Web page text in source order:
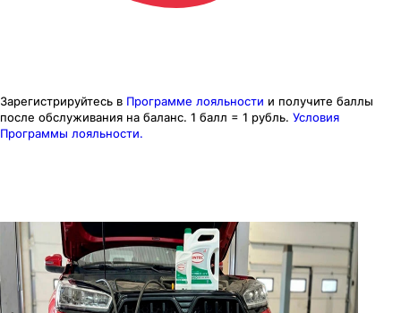
Зарегистрируйтесь в Программе лояльности и получите баллы
после обслуживания на баланс. 1 балл = 1 рубль. Условия
Программы лояльности.